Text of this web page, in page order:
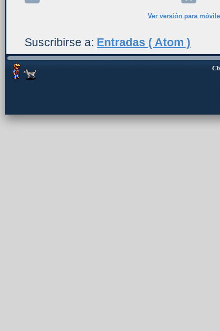
Ver versión para
Suscribirse a: Entradas ( Atom )